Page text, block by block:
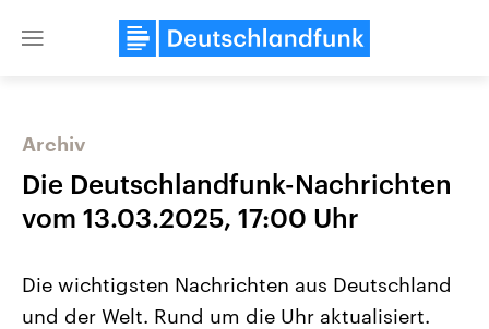
Close
Archiv
Die Deutschlandfunk-Nachrichten
vom 13.03.2025, 17:00 Uhr
Die wichtigsten Nachrichten aus Deutschland
und der Welt. Rund um die Uhr aktualisiert.